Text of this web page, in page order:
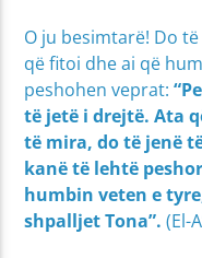
O ju besimtarë! Do
që fitoi dhe ai që
peshohen veprat:
të jetë i drejtë. Ata
të mira, do të jenë
kanë të lehtë
humbin veten e
shpalljet Tona”. (El-